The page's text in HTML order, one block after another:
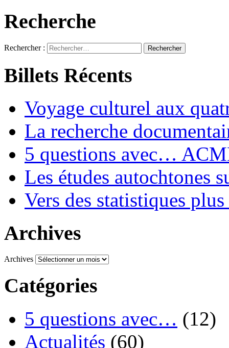
Recherche
Rechercher :
Billets Récents
Voyage culturel aux
La recherche
5 questions avec…
Les études autochtones
Vers des statistiques
Archives
Archives
Catégories
5 questions avec… (12)
Actualités (60)